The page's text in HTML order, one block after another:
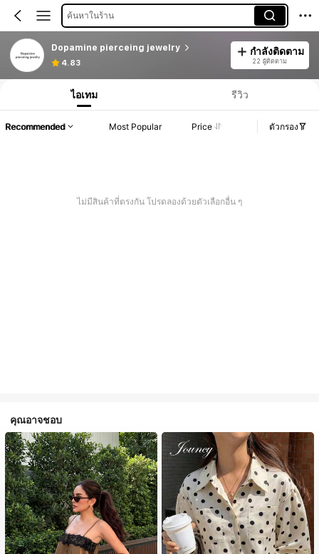
ค้นหาในร้าน
Dopamine pierceing jewelry
4.83
กำลังติดตาม
22 ผู้ติดตาม
ไอเทม รีวิว
Recommended Most Popular Price ตัวกรอง
ไม่มีสินค้าที่ตรงกัน โปรดลองด้วยตัวเลือกอื่น ๆ
คุณอาจชอบ